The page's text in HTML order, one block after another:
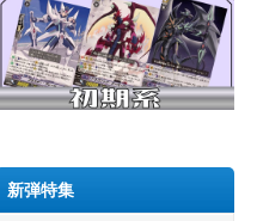
新弾特集